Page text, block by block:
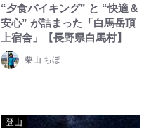
“夕食バイキング” と “快適＆
安心” が詰まった「白馬岳頂
上宿舎」【長野県白馬村】
栗山 ちほ
登山